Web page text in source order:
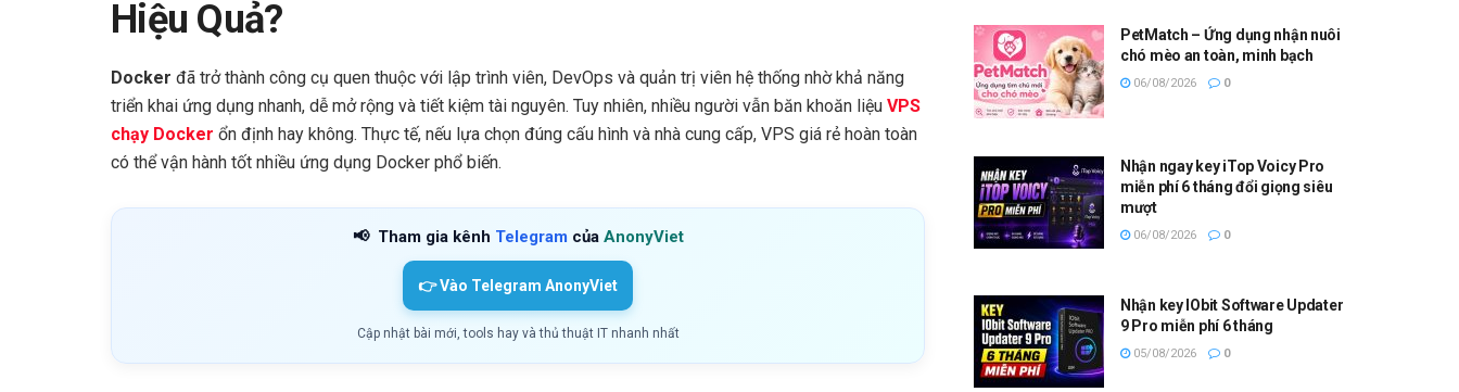
Hiệu Quả?
Docker đã trở thành công cụ quen thuộc với lập trình viên, DevOps và quản trị viên hệ thống nhờ khả năng
triển khai ứng dụng nhanh, dễ mở rộng và tiết kiệm tài nguyên. Tuy nhiên, nhiều người vẫn băn khoăn liệu VPS
chạy Docker ổn định hay không. Thực tế, nếu lựa chọn đúng cấu hình và nhà cung cấp, VPS giá rẻ hoàn toàn
có thể vận hành tốt nhiều ứng dụng Docker phổ biến.
📢 Tham gia kênh Telegram của AnonyViet
👉 Vào Telegram AnonyViet
Cập nhật bài mới, tools hay và thủ thuật IT nhanh nhất
PetMatch – Ứng dụng nhận nuôi
chó mèo an toàn, minh bạch
06/08/2026 0
Nhận ngay key iTop Voicy Pro
miễn phí 6 tháng đổi giọng siêu
mượt
06/08/2026 0
Nhận key IObit Software Updater
9 Pro miễn phí 6 tháng
05/08/2026 0